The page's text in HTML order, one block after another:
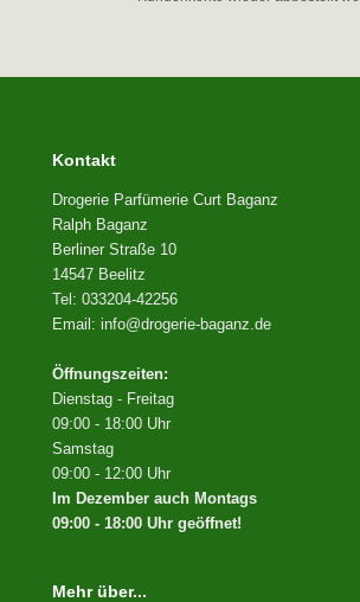
Kontakt
Drogerie Parfümerie Curt Baganz
Ralph Baganz
Berliner Straße 10
14547 Beelitz
Tel: 033204-42256
Email: info@drogerie-baganz.de
Öffnungszeiten:
Dienstag - Freitag
09:00 - 18:00 Uhr
Samstag
09:00 - 12:00 Uhr
Im Dezember auch Montags
09:00 - 18:00 Uhr geöffnet!
Mehr über...